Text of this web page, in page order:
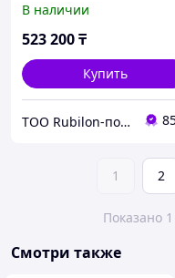
В наличии
523 200₸
Купить
ТОО Rubilon-поставщик №1
1 2
Показано
Смотри также